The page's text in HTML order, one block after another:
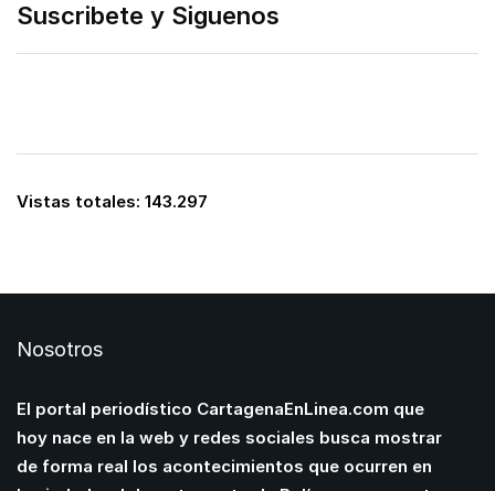
Suscribete y Siguenos
Vistas totales: 143.297
Nosotros
El portal periodístico CartagenaEnLinea.com que
hoy nace en la web y redes sociales busca mostrar
de forma real los acontecimientos que ocurren en